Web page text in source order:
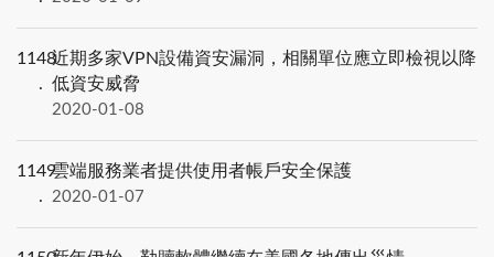
1148近期多家VPN設備資安漏洞，相關單位應立即檢視以降
低資安威脅
2020-01-08
1149雲端服務業者提供使用者帳戶安全保護
2020-01-07